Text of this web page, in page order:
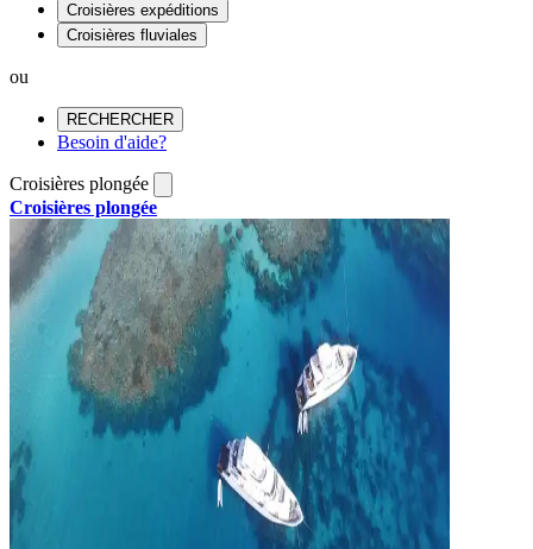
Croisières expéditions
Croisières fluviales
ou
RECHERCHER
Besoin d'aide?
Croisières plongée
Croisières plongée